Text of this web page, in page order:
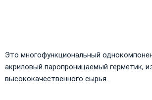
Это многофункциональный
акриловый паропроницаемый герметик,
высококачественного сырья.